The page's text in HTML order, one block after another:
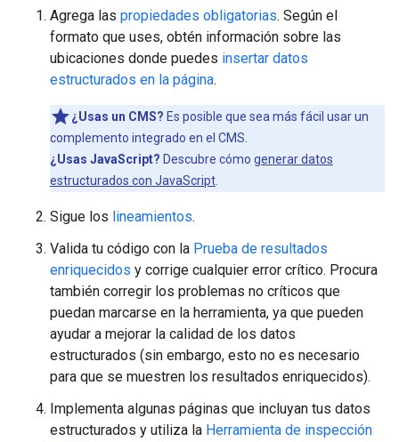
Agrega las propiedades obligatorias. Según el
formato que uses, obtén información sobre las
ubicaciones donde puedes insertar datos
estructurados en la página.
¿Usas un CMS? Es posible que sea más fácil usar un
complemento integrado en el CMS.
¿Usas JavaScript? Descubre cómo generar datos
estructurados con JavaScript
Sigue los lineamientos.
Valida tu código con la Prueba de resultados
enriquecidos y corrige cualquier error crítico. Procura
también corregir los problemas no críticos que
puedan marcarse en la herramienta, ya que pueden
ayudar a mejorar la calidad de los datos
estructurados (sin embargo, esto no es necesario
para que se muestren los resultados enriquecidos).
Implementa algunas páginas que incluyan tus datos
estructurados y utiliza la Herramienta de inspección